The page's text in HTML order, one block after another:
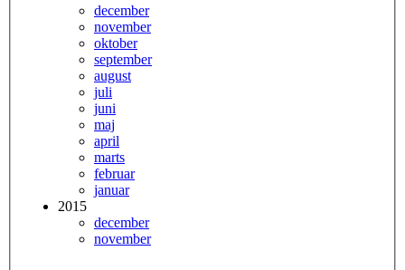
december
november
oktober
september
august
juli
juni
maj
april
marts
februar
januar
2015
december
november